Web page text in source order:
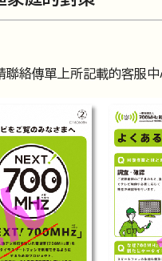
聯絡傳單上所記載的客服